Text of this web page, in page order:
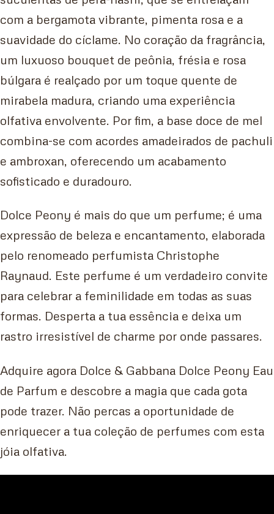
com a bergamota vibrante, pimenta rosa e a
suavidade do cíclame. No coração da fragrância,
um luxuoso bouquet de peônia, frésia e rosa
búlgara é realçado por um toque quente de
mirabela madura, criando uma experiência
olfativa envolvente. Por fim, a base doce de mel
combina-se com acordes amadeirados de pachuli
e ambroxan, oferecendo um acabamento
sofisticado e duradouro.
Dolce Peony é mais do que um perfume; é uma
expressão de beleza e encantamento, elaborada
pelo renomeado perfumista Christophe
Raynaud. Este perfume é um verdadeiro convite
para celebrar a feminilidade em todas as suas
formas. Desperta a tua essência e deixa um
rastro irresistível de charme por onde passares.
Adquire agora Dolce & Gabbana Dolce Peony Eau
de Parfum e descobre a magia que cada gota
pode trazer. Não percas a oportunidade de
enriquecer a tua coleção de perfumes com esta
jóia olfativa.